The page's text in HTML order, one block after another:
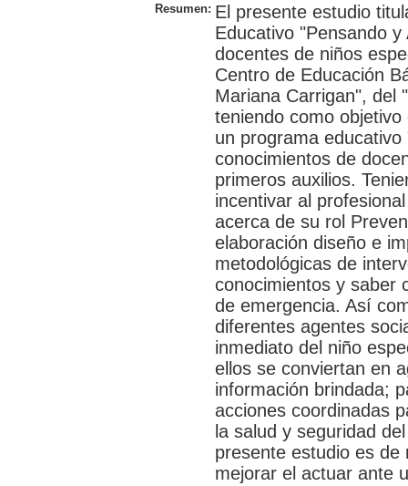
Resumen: El presente estudio
Educativo "Pensando
docentes de niños
Centro de Educación
Mariana Carrigan", del
teniendo como
un programa
conocimientos de
primeros auxilios.
incentivar al
acerca de su rol
elaboración diseño e
metodológicas de
conocimientos y saber
de emergencia. Así
diferentes agentes
inmediato del niño
ellos se conviertan en
información brindada;
acciones coordinadas
la salud y seguridad
presente estudio es de
mejorar el actuar ante